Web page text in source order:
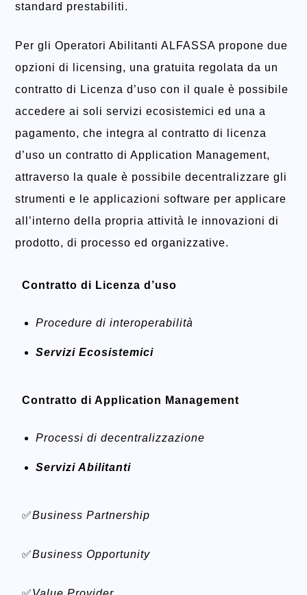
standard prestabiliti.
Per gli Operatori Abilitanti ALFASSA propone due
opzioni di licensing, una gratuita regolata da un
contratto di Licenza d’uso con il quale è possibile
accedere ai soli servizi ecosistemici ed una a
pagamento, che integra al contratto di licenza
d’uso un contratto di Application Management,
attraverso la quale è possibile decentralizzare gli
strumenti e le applicazioni software per applicare
all’interno della propria attività le innovazioni di
prodotto, di processo ed organizzative.
Contratto di Licenza d’uso
Procedure di interoperabilità
Servizi Ecosistemici
Contratto di Application Management
Processi di decentralizzazione
Servizi Abilitanti
✅Business Partnership
✅Business Opportunity